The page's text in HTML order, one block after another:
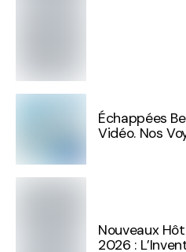
Échappées
Vidéo. Nos
Nouveaux
2026 :